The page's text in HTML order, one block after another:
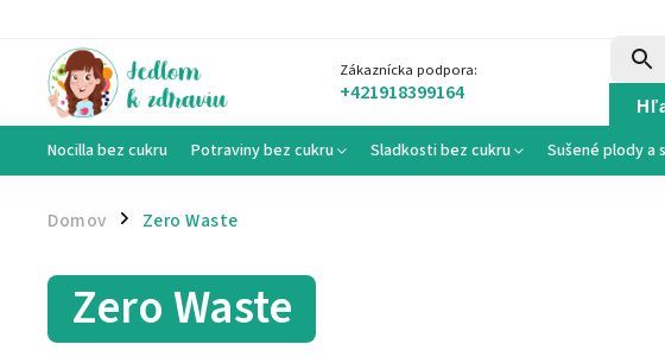
Zákaznícka podpora:
+421918399164
Nocilla bez cukru Potraviny bez cukru Sladkosti bez cukru Sušené plody a
Domov / Zero Waste
Zero Waste